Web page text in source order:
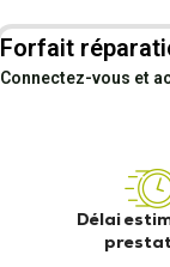
Forfait
Connectez-vous et
Délai